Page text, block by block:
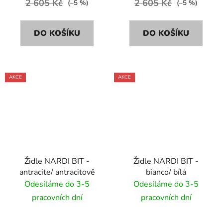
2 605 Kč (–5 %)
DO KOŠÍKU
2 605 Kč (–5 %)
DO KOŠÍKU
AKCE
Židle NARDI BIT -
antracite/ antracitově
Odesíláme do 3-5
pracovních dní
AKCE
Židle NARDI BIT -
bianco/ bílá
Odesíláme do 3-5
pracovních dní